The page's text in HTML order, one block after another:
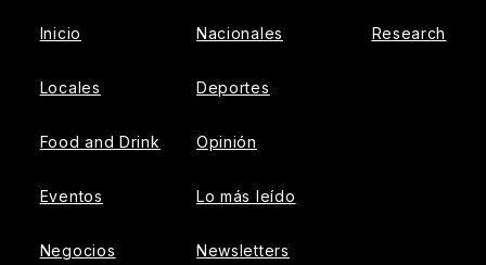
Inicio
Locales
Food and Drink
Eventos
Negocios
Nacionales
Deportes
Opinión
Lo más leído
Newsletters
Research